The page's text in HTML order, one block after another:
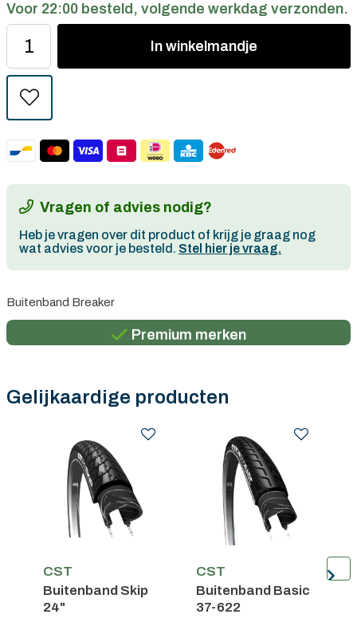
Voor 22:00 besteld, volgende werkdag verzonden.
In winkelmandje
Vragen of advies nodig?
Heb je vragen over dit product of krijg je graag nog
wat advies voor je besteld. Stel hier je vraag.
Buitenband BreakerGratis verzending in België vanaf €100
Premium merken
Gelijkaardige producten
CST
Buitenband Skip
24"
CST
Buitenband Basic
37-622